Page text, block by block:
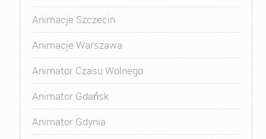
Animacje Szczecin
Animacje Warszawa
Animator Czasu Wolnego
Animator Gdańsk
Animator Gdynia